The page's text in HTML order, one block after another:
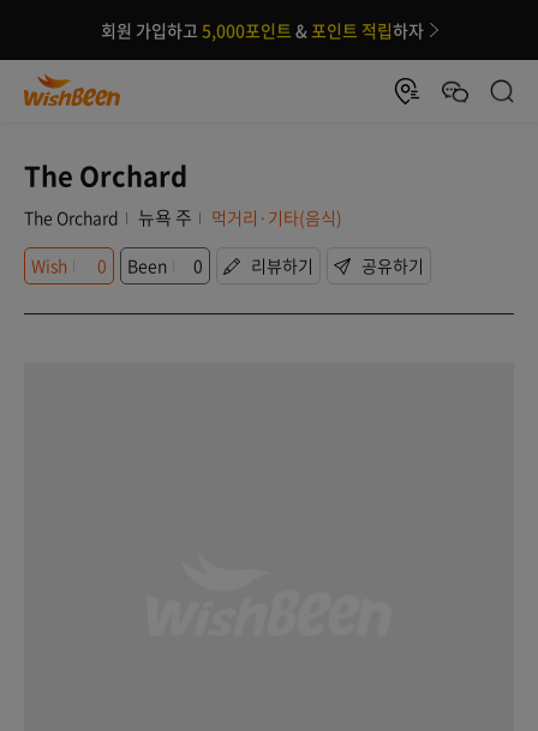
회원 가입하고 5,000포인트 &포인트 적립하자
The Orchard
The Orchard 뉴욕 주
먹거리·기타(음식)
Wish
0 Been 0 리뷰하기 공유하기